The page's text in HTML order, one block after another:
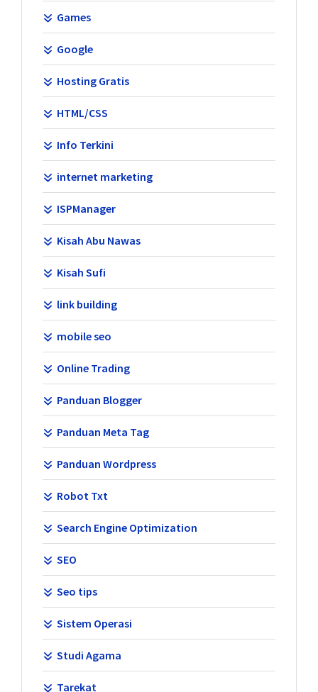
Games
Google
Hosting Gratis
HTML/CSS
Info Terkini
internet marketing
ISPManager
Kisah Abu Nawas
Kisah Sufi
link building
mobile seo
Online Trading
Panduan Blogger
Panduan Meta Tag
Panduan Wordpress
Robot Txt
Search Engine Optimization
SEO
Seo tips
Sistem Operasi
Studi Agama
Tarekat